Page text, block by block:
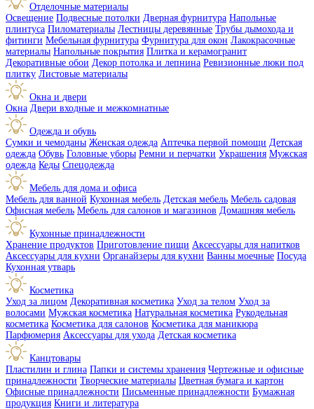
Отделочные материалы
Освещение Подвесные потолки Дверная фурнитура Напольные
плинтуса Пиломатериалы Лестницы деревянные Трубы дымохода и
фитинги Мебельная фурнитура Фурнитура для окон Лакокрасочные
материалы Напольные покрытия Плитка и керамогранит
Декоративные обои Декор потолка и лепнина Ревизионные люки под
плитку Листовые материалы
Окна и двери
Окна Двери входные и межкомнатные
Одежда и обувь
Сумки и чемоданы Женская одежда Аптечка первой помощи Детская
одежда Обувь Головные уборы Ремни и перчатки Украшения Мужская
одежда Кеды Спецодежда
Мебель для дома и офиса
Мебель для ванной Кухонная мебель Детская мебель Мебель садовая
Офисная мебель Мебель для салонов и магазинов Домашняя мебель
Кухонные принадлежности
Хранение продуктов Приготовление пищи Аксессуары для напитков
Аксессуары для кухни Органайзеры для кухни Ванны моечные Посуда
Кухонная утварь
Косметика
Уход за лицом Декоративная косметика Уход за телом Уход за
волосами Мужская косметика Натуральная косметика Рукодельная
косметика Косметика для салонов Косметика для маникюра
Парфюмерия Аксессуары для ухода Детская косметика
Канцтовары
Пластилин и глина Папки и системы хранения Чертежные и офисные
принадлежности Творческие материалы Цветная бумага и картон
Офисные принадлежности Письменные принадлежности Бумажная
продукция Книги и литература